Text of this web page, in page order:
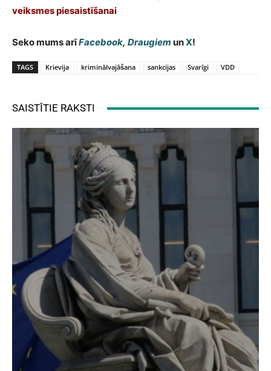
veiksmes piesaistīšanai
Seko mums arīFacebook, Draugiem unX!
TAGS Krievija kriminālvajāšana sankcijas Svarīgi VDD
SAISTĪTIE RAKSTI